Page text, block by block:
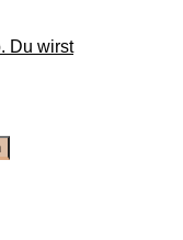
Du wirst